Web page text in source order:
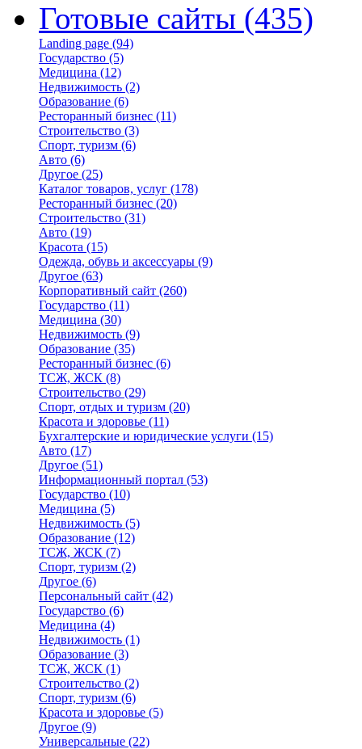
Готовые сайты (435)
Landing page (94)
Государство (5)
Медицина (12)
Недвижимость (2)
Образование (6)
Ресторанный бизнес (11)
Строительство (3)
Спорт, туризм (6)
Авто (6)
Другое (25)
Каталог товаров, услуг (178)
Ресторанный бизнес (20)
Строительство (31)
Авто (19)
Красота (15)
Одежда, обувь и аксессуары (9)
Другое (63)
Корпоративный сайт (260)
Государство (11)
Медицина (30)
Недвижимость (9)
Образование (35)
Ресторанный бизнес (6)
ТСЖ, ЖСК (8)
Строительство (29)
Спорт, отдых и туризм (20)
Красота и здоровье (11)
Бухгалтерские и юридические услуги (15)
Авто (17)
Другое (51)
Информационный портал (53)
Государство (10)
Медицина (5)
Недвижимость (5)
Образование (12)
ТСЖ, ЖСК (7)
Спорт, туризм (2)
Другое (6)
Персональный сайт (42)
Государство (6)
Медицина (4)
Недвижимость (1)
Образование (3)
ТСЖ, ЖСК (1)
Строительство (2)
Спорт, туризм (6)
Красота и здоровье (5)
Другое (9)
Универсальные (22)